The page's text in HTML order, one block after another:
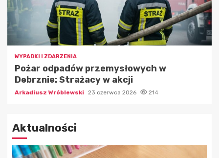
WYPADKI I ZDARZENIA
Pożar odpadów przemysłowych w
Debrznie: Strażacy w akcji
Arkadiusz Wróblewski 23 czerwca 2026 214
Aktualności